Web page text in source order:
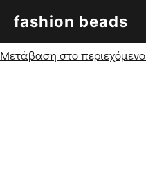
fashion beads
Μετάβαση στο περιεχόμενο